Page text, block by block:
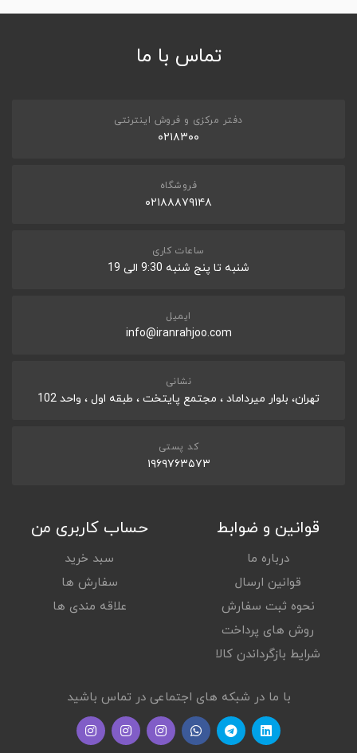
تماس با ما
دفتر مرکزی و فروش اینترنتی
۰۲۱۸۳۰۰
فروشگاه
۰۲۱۸۸۸۷۹۱۴۸
ساعات کاری
شنبه تا پنج شنبه 9:30 الی 19
ایمیل
info@iranrahjoo.com
نشانی
تهران، بلوار میرداماد ، مجتمع پایتخت ، طبقه اول ، واحد 102
کد پستی
۱۹۶۹۷۶۳۵۷۳
قوانین و ضوابط
درباره ما
قوانین ارسال
نحوه ثبت سفارش
روش های پرداخت
شرایط بازگرداندن کالا
حساب کاربری من
سبد خرید
سفارش ها
علاقه مندی ها
با ما در شبکه های اجتماعی در تماس باشید